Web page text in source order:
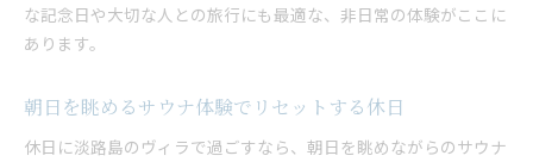
な記念日や大切な人との旅行にも最適な、非日常の体験がここに
あります。
朝日を眺めるサウナ体験でリセットする休日
休日に淡路島のヴィラで過ごすなら、朝日を眺めながらのサウナ